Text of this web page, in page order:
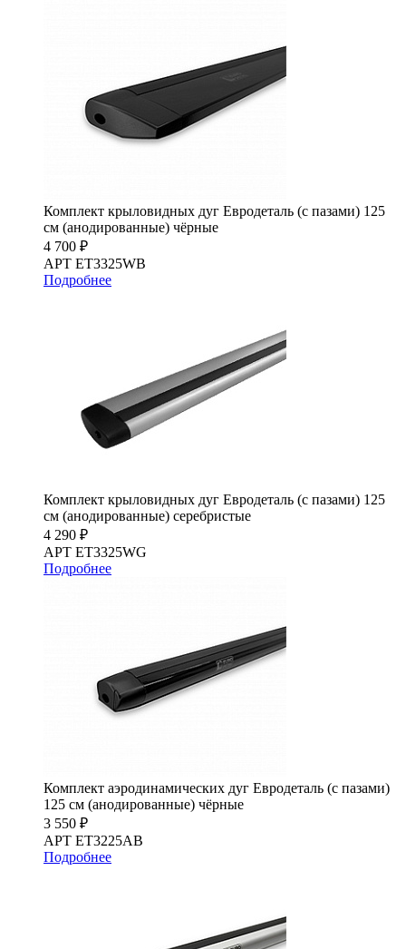
Комплект крыловидных дуг Евродеталь (с пазами) 125
см (анодированные) чёрные
4 700 ₽
АРТ ET3325WB
Подробнее
Комплект крыловидных дуг Евродеталь (с пазами) 125
см (анодированные) серебристые
4 290 ₽
АРТ ET3325WG
Подробнее
Комплект аэродинамических дуг Евродеталь (с пазами)
125 см (анодированные) чёрные
3 550 ₽
АРТ ET3225AB
Подробнее